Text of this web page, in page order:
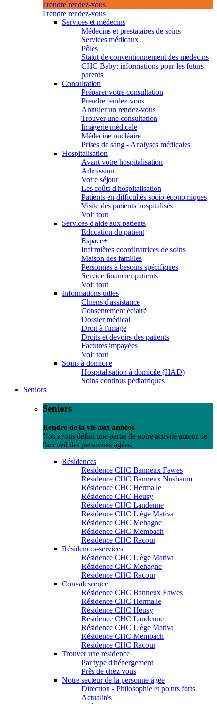
Prendre rendez-vous
Prendre rendez-vous
Services et médecins
Médecins et prestataires de soins
Services médicaux
Pôles
Statut de conventionnement des médecins
CHC Baby: informations pour les futurs
parents
Consultation
Préparer votre consultation
Prendre rendez-vous
Annuler un rendez-vous
Trouver une consultation
Imagerie médicale
Médecine nucléaire
Prises de sang - Analyses médicales
Hospitalisation
Avant votre hospitalisation
Admission
Votre séjour
Les coûts d'hospitalisation
Patients en difficultés socio-économiques
Visite des patients hospitalisés
Voir tout
Services d'aide aux patients
Education du patient
Espace+
Infirmières coordinatrices de soins
Maison des familles
Personnes à besoins spécifiques
Service financier patients
Voir tout
Informations utiles
Chiens d'assistance
Consentement éclairé
Dossier médical
Droit à l'image
Droits et devoirs des patients
Factures impayées
Voir tout
Soins à domicile
Hospitalisation à domicile (HAD)
Soins continus pédiatriques
Seniors
Seniors
Rendre de la vie aux années
Nos avons défini une partie de notre activité autour de
l'accueil des personnes âgées.
Résidences
Résidence CHC Banneux Fawes
Résidence CHC Banneux Nusbaum
Résidence CHC Hermalle
Résidence CHC Heusy
Résidence CHC Landenne
Résidence CHC Liège Mativa
Résidence CHC Mehagne
Résidence CHC Membach
Résidence CHC Racour
Résidences-services
Résidence CHC Liège Mativa
Résidence CHC Mehagne
Résidence CHC Racour
Convalescence
Résidence CHC Banneux Fawes
Résidence CHC Hermalle
Résidence CHC Heusy
Résidence CHC Landenne
Résidence CHC Liège Mativa
Résidence CHC Membach
Résidence CHC Racour
Trouver une résidence
Par type d'hébergement
Près de chez vous
Notre secteur de la personne âgée
Direction - Philosophie et points forts
Actualités